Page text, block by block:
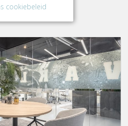
op locatie.
cookiebeleid